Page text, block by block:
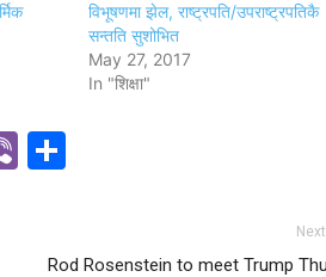
विभूषणमा झेल, राष्ट्रपति/उपराष्ट्रपतिकै
सन्तति सुशोभित
May 27, 2017
In "शिक्षा"
Viber
Rod Rosenstein to meet Trump